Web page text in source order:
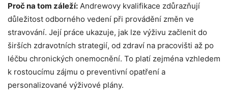
Proč na tom záleží: Andrewovy kvalifikace zdůrazňují
důležitost odborného vedení při provádění změn ve
stravování. Její práce ukazuje, jak lze výživu začlenit do
širších zdravotních strategií, od zdraví na pracovišti až po
léčbu chronických onemocnění. To platí zejména vzhledem
k rostoucímu zájmu o preventivní opatření a
personalizované výživové plány.